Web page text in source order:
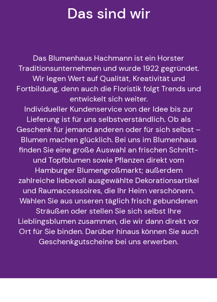
Das sind wir
Das Blumenhaus Hachmann ist ein Horster
Traditionsunternehmen und wurde 1922 gegründet.
Wir legen Wert auf Qualität, Kreativität und
Fortbildung, denn auch die Floristik folgt Trends und
entwickelt sich weiter.
Individueller Kundenservice von der Idee bis zur
Lieferung ist für uns selbstverständlich. Ob als
Geschenk für jemand anderen oder für sich selbst –
Blumen machen glücklich. Bei uns im Blumenhaus
finden Sie eine große Auswahl an frischen Schnitt-
und Topfblumen sowie Pflanzen direkt vom
Hamburger Blumengroßmarkt; außerdem
zahlreiche liebevoll ausgewählte Dekorationsartikel
und Raumaccessoires, die Ihr Heim verschönern.
Wählen Sie aus unseren täglich frisch gebundenen
Sträußen oder stellen Sie sich selbst Ihre
Lieblingsblumen zusammen, die wir dann direkt vor
Ort für Sie binden. Darüber hinaus können Sie auch
Geschenkgutscheine bei uns erwerben.